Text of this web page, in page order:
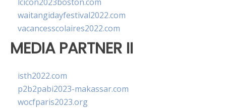
waitangidayfestival2022.com
vacancesscolaires2022.com
MEDIA PARTNER II
isth2022.com
p2b2pabi2023-makassar.com
wocfparis2023.org